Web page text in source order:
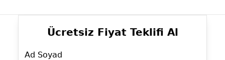
Ücretsiz Fiyat Teklifi Al
Ad Soyad